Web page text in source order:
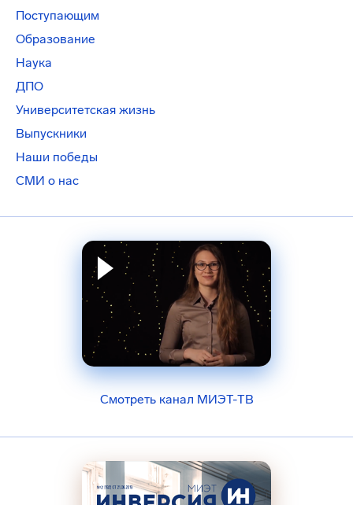
Поступающим
Образование
Наука
ДПО
Университетская жизнь
Выпускники
Наши победы
СМИ о нас
Смотреть канал МИЭТ-ТВ